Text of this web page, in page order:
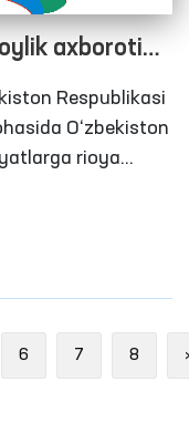
axboroti
Respublikasi
O‘zbekiston
rioya
6 7 8